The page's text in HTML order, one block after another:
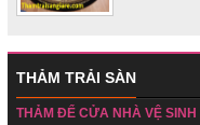
THẢM TRẢI SÀN
THẢM ĐỂ CỬA NHÀ VỆ SINH